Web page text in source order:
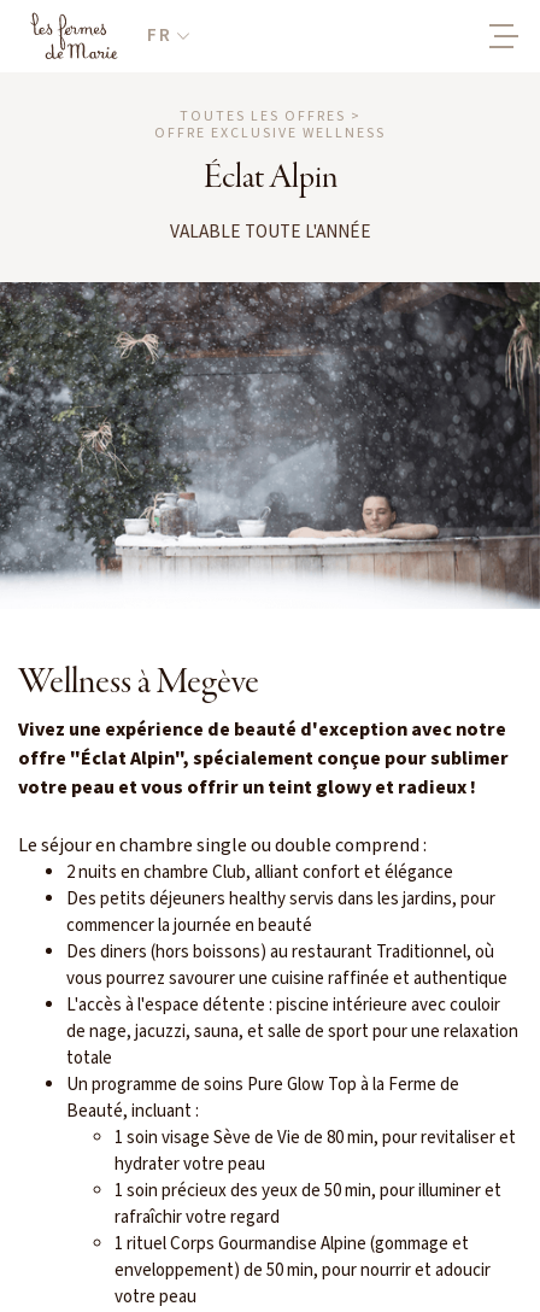
FR
TOUTES LES OFFRES >
OFFRE EXCLUSIVE WELLNESS
Éclat Alpin
VALABLE TOUTE L'ANNÉE
Wellness à Megève
Vivez une expérience de beauté d'exception avec notre
offre "Éclat Alpin", spécialement conçue pour sublimer
votre peau et vous offrir un teint glowy et radieux !
Le séjour en chambre single ou double comprend :
2 nuits en chambre Club, alliant confort et élégance
Des petits déjeuners healthy servis dans les jardins, pour
commencer la journée en beauté
Des diners (hors boissons) au restaurant Traditionnel, où
vous pourrez savourer une cuisine raffinée et authentique
L'accès à l'espace détente : piscine intérieure avec couloir
de nage, jacuzzi, sauna, et salle de sport pour une relaxation
totale
Un programme de soins Pure Glow Top à la Ferme de
Beauté, incluant :
1 soin visage Sève de Vie de 80 min, pour revitaliser et
hydrater votre peau
1 soin précieux des yeux de 50 min, pour illuminer et
rafraîchir votre regard
1 rituel Corps Gourmandise Alpine (gommage et
enveloppement) de 50 min, pour nourrir et adoucir
votre peau